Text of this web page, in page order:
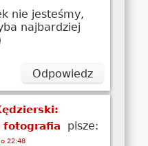
nie jesteśmy,
najbardziej
Odpowiedz
fotografia
pisze:
22:48